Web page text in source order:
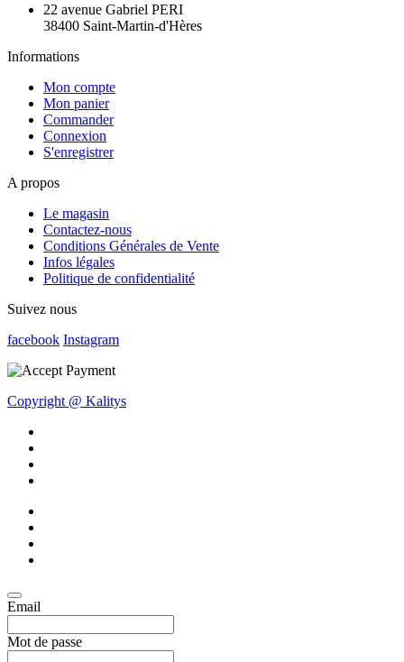
22 avenue Gabriel PERI
38400 Saint-Martin-d'Hères
Informations
Mon compte
Mon panier
Commander
Connexion
S'enregistrer
A propos
Le magasin
Contactez-nous
Conditions Générales de Vente
Infos légales
Politique de confidentialité
Suivez nous
facebook Instagram
Copyright @ Kalitys
Email
Mot de passe